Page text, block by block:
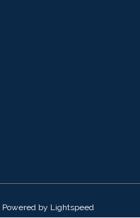
| Powered by Lightspeed